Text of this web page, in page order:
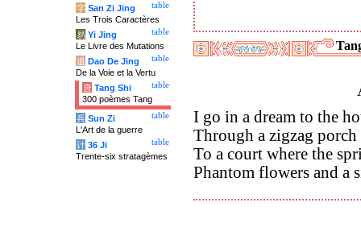
I go in a dream to the
Through a zigzag
To a court where the
Phantom flowers and a
table
字 San Zi Jing
Les Trois Caractères
table
易 Yi Jing
Le Livre des Mutations
table
道 Dao De Jing
De la Voie et la Vertu
table
唐 Tang Shi
300 poèmes Tang
table
兵 Sun Zi
L'Art de la guerre
table
计 36 Ji
Trente-six stratagèmes